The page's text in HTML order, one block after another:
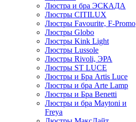
Люстра и бра ЭСКАДА
Люстры CITILUX
Люстры Favourite, F-Promo
Люстры Globo
Люстры Kink Light
Люстры Lussole
Люстры Rivoli, ЭРА
Люстры ST LUCE
Люстры и Бра Artis Luce
Люстры и бра Arte Lamp
Люстры и Бра Benetti
Люстры и бра Maytoni и
Freya